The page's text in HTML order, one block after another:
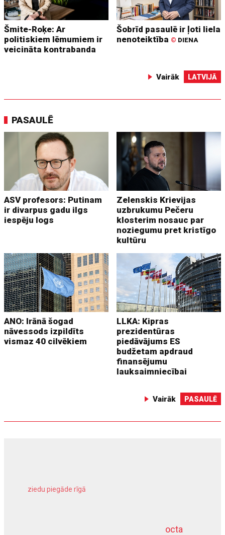
Šmite-Roķe: Ar
politiskiem lēmumiem ir
veicināta kontrabanda
Šobrīd pasaulē ir ļoti liela
nenoteiktība © DIENA
Vairāk LATVIJĀ
PASAULĒ
ASV profesors: Putinam
ir divarpus gadu ilgs
iespēju logs
Zelenskis Krievijas
uzbrukumu Pečeru
klosterim nosauc par
noziegumu pret kristīgo
kultūru
ANO: Irānā šogad
nāvessods izpildīts
vismaz 40 cilvēkiem
LLKA: Kipras
prezidentūras
piedāvājums ES
budžetam apdraud
finansējumu
lauksaimniecībai
Vairāk PASAULĒ
octa
ziedu piegāde rīgā
dziļurbums